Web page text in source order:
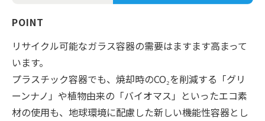
POINT
リサイクル可能なガラス容器の需要はますます高まって
います。
プラスチック容器でも、焼却時のCO₂を削減する「グリ
ーンナノ」や植物由来の「バイオマス」といったエコ素
材の使用も、地球環境に配慮した新しい機能性容器とし